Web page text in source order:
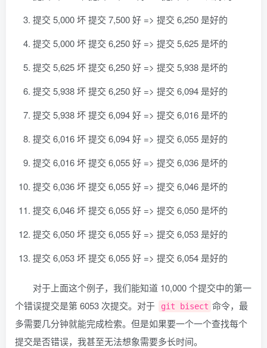
提交 5,000 坏 提交 7,500 好 => 提交 6,250 是好的
提交 5,000 坏 提交 6,250 好 => 提交 5,625 是坏的
提交 5,625 坏 提交 6,250 好 => 提交 5,938 是坏的
提交 5,938 坏 提交 6,250 好 => 提交 6,094 是好的
提交 5,938 坏 提交 6,094 好 => 提交 6,016 是坏的
提交 6,016 坏 提交 6,094 好 => 提交 6,055 是好的
提交 6,016 坏 提交 6,055 好 => 提交 6,036 是坏的
提交 6,036 坏 提交 6,055 好 => 提交 6,046 是坏的
提交 6,046 坏 提交 6,055 好 => 提交 6,050 是坏的
提交 6,050 坏 提交 6,055 好 => 提交 6,053 是好的
提交 6,053 坏 提交 6,055 好 => 提交 6,054 是好的
对于上面这个例子，我们能知道 10,000 个提交中的第一
个错误提交是第 6053 次提交。对于
git bisect 命令，最
多需要几分钟就能完成检索。但是如果要一个一个查找每个
提交是否错误，我甚至无法想象需要多长时间。